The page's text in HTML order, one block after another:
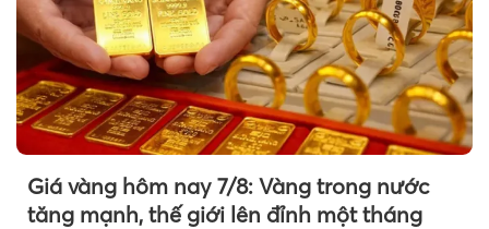
Giá vàng hôm nay 7/8: Vàng trong nước
tăng mạnh, thế giới lên đỉnh một tháng